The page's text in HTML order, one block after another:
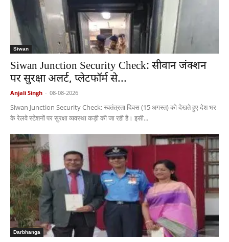
Siwan
Siwan Junction Security Check: सीवान जंक्शन
पर सुरक्षा अलर्ट, प्लेटफॉर्म से...
Anjali Singh - 08-08-2026
Siwan Junction Security Check: स्वतंत्रता दिवस (15 अगस्त) को देखते हुए देश भर
के रेलवे स्टेशनों पर सुरक्षा व्यवस्था कड़ी की जा रही है। इसी...
Darbhanga